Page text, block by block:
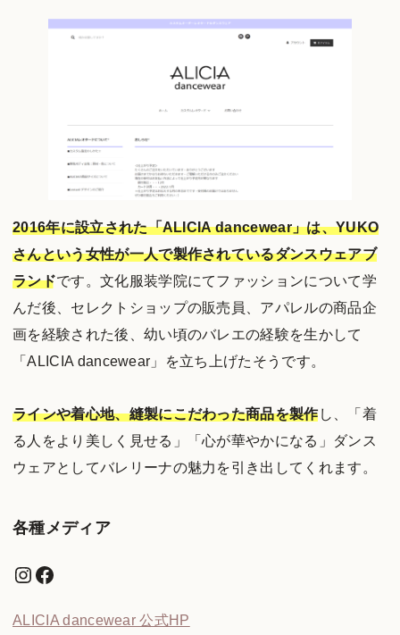
2016年に設立された「ALICIA dancewear」は、YUKO
さんという女性が一人で製作されているダンスウェアブ
ランドです。文化服装学院にてファッションについて学
んだ後、セレクトショップの販売員、アパレルの商品企
画を経験された後、幼い頃のバレエの経験を生かして
「ALICIA dancewear」を立ち上げたそうです。
ラインや着心地、縫製にこだわった商品を製作し、「着
る人をより美しく見せる」「心が華やかになる」ダンス
ウェアとしてバレリーナの魅力を引き出してくれます。
各種メディア
Instagram
Facebook
ALICIA dancewear 公式HP